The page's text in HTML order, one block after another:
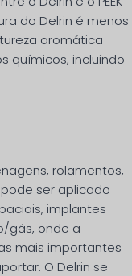
do Delrin é menos
aromática
químicos, incluindo
rolamentos,
pode ser aplicado
implantes
gás, onde a
mais importantes
O Delrin se